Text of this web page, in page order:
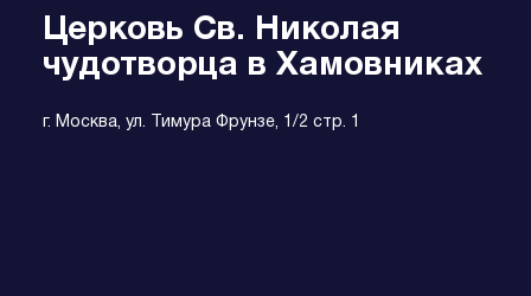
Церковь Св. Николая
чудотворца в Хамовниках
г. Москва, ул. Тимура Фрунзе, 1/2 стр. 1